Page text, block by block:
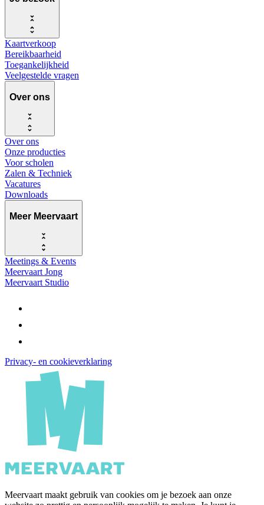
Kaartverkoop
Bereikbaarheid
Toegankelijkheid
Veelgestelde vragen
Over ons
Over ons
Onze producties
Voor scholen
Zalen & Techniek
Vacatures
Downloads
Meer Meervaart
Meetings & Events
Meervaart Jong
Meervaart Studio
Privacy- en cookieverklaring
Meervaart maakt gebruik van cookies om je bezoek aan onze